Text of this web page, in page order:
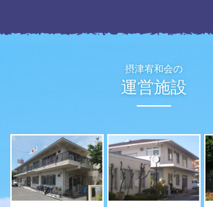
摂津宥和会の
運営施設